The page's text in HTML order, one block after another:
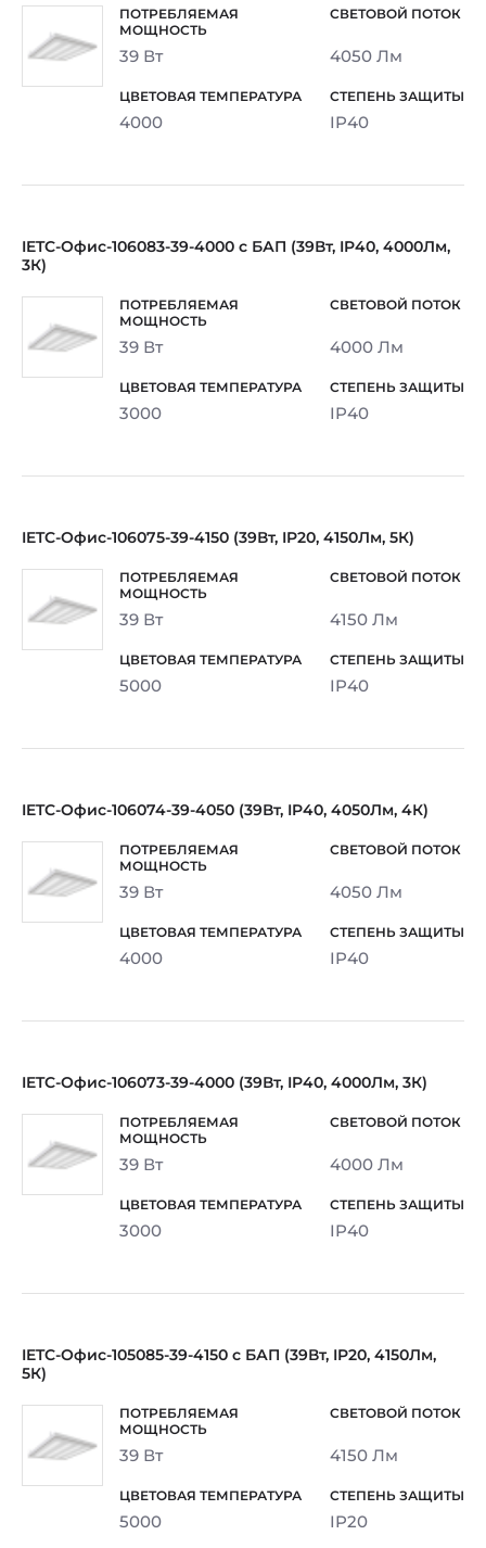
39 Вт 4050 Лм
4000 IP40
IETC-Офис-106083-39-4000 с БАП (39Вт, IP40, 4000Лм,
3К)
39 Вт 4000 Лм
3000 IP40
IETC-Офис-106075-39-4150 (39Вт, IP20, 4150Лм, 5К)
39 Вт 4150 Лм
5000 IP40
IETC-Офис-106074-39-4050 (39Вт, IP40, 4050Лм, 4К)
39 Вт 4050 Лм
4000 IP40
IETC-Офис-106073-39-4000 (39Вт, IP40, 4000Лм, 3К)
39 Вт 4000 Лм
3000 IP40
IETC-Офис-105085-39-4150 с БАП (39Вт, IP20, 4150Лм,
5К)
39 Вт 4150 Лм
5000 IP20